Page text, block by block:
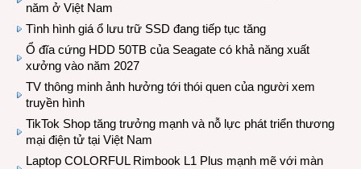
năm ở Việt Nam
Tình hình giá ổ lưu trữ SSD đang tiếp tục tăng
Ổ đĩa cứng HDD 50TB của Seagate có khả năng xuất
xưởng vào năm 2027
TV thông minh ảnh hưởng tới thói quen của người xem
truyền hình
TikTok Shop tăng trưởng mạnh và nỗ lực phát triển thương
mại điện tử tại Việt Nam
Laptop COLORFUL Rimbook L1 Plus mạnh mẽ với màn